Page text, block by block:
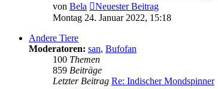
von Bela
Neuester Beitrag
Montag 24. Januar 2022, 15:18
Andere Tiere
Moderatoren: san, Bufofan
100 Themen
859 Beiträge
Letzter Beitrag Re: Indischer Mondspinner